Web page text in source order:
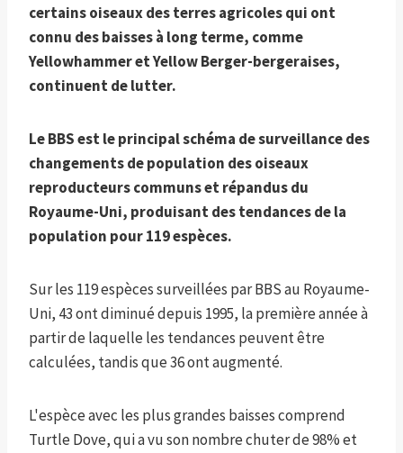
certains oiseaux des terres agricoles qui ont
connu des baisses à long terme, comme
Yellowhammer et Yellow Berger-bergeraises,
continuent de lutter.
Le BBS est le principal schéma de surveillance des
changements de population des oiseaux
reproducteurs communs et répandus du
Royaume-Uni, produisant des tendances de la
population pour 119 espèces.
Sur les 119 espèces surveillées par BBS au Royaume-
Uni, 43 ont diminué depuis 1995, la première année à
partir de laquelle les tendances peuvent être
calculées, tandis que 36 ont augmenté.
L'espèce avec les plus grandes baisses comprend
Turtle Dove, qui a vu son nombre chuter de 98% et